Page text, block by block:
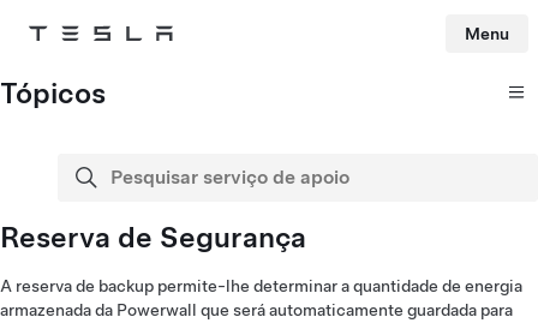
Tesla Menu
Tópicos
Pesquisar serviço de apoio
pesquisa
Reserva de Segurança
A reserva de backup permite-lhe determinar a quantidade de energia
armazenada da Powerwall que será automaticamente guardada para